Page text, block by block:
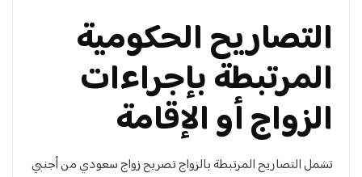
التصاريح الحكومية
المرتبطة بإجراءات
الزواج أو الإقامة
تشمل التصاريح المرتبطة بالزواج تصريح زواج سعودي من أجنبي